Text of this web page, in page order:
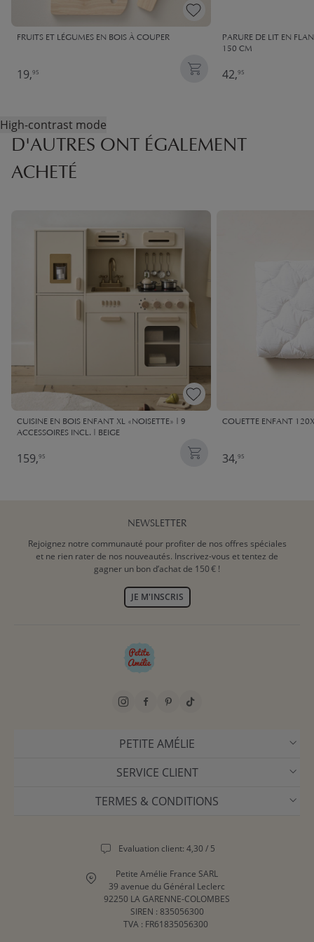
FRUITS ET LÉGUMES EN BOIS À COUPER
19,95
PARURE DE LIT EN
150 CM
42,95
High-contrast mode
D'AUTRES ONT ÉGALEMENT
ACHETÉ
CUISINE EN BOIS ENFANT XL «NOISETTE» | 9
ACCESSOIRES INCL. | BEIGE
159,95
COUETTE ENFANT
34,95
NEWSLETTER
Rejoignez notre communauté pour profiter de nos offres spéciales
et ne rien rater de nos nouveautés. Inscrivez-vous et tentez de
gagner un bon d’achat de 150 € !
JE M'INSCRIS
PETITE AMÉLIE
SERVICE CLIENT
TERMES & CONDITIONS
Evaluation client: 4,30 / 5
Petite Amélie France SARL
39 avenue du Général Leclerc
92250 LA GARENNE-COLOMBES
SIREN : 835056300
TVA : FR61835056300